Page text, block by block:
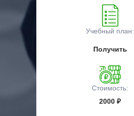
Учебный план:
Получить
Стоимость:
2000 ₽